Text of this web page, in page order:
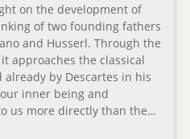
on the development of
of two founding fathers
and Husserl. Through the
approaches the classical
by Descartes in his
inner being and
us more directly than the…